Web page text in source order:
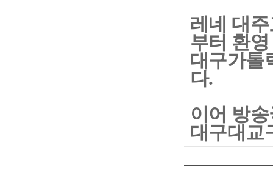
레네 대
부터 환
대구가톨
다.
이어 방
대구대교